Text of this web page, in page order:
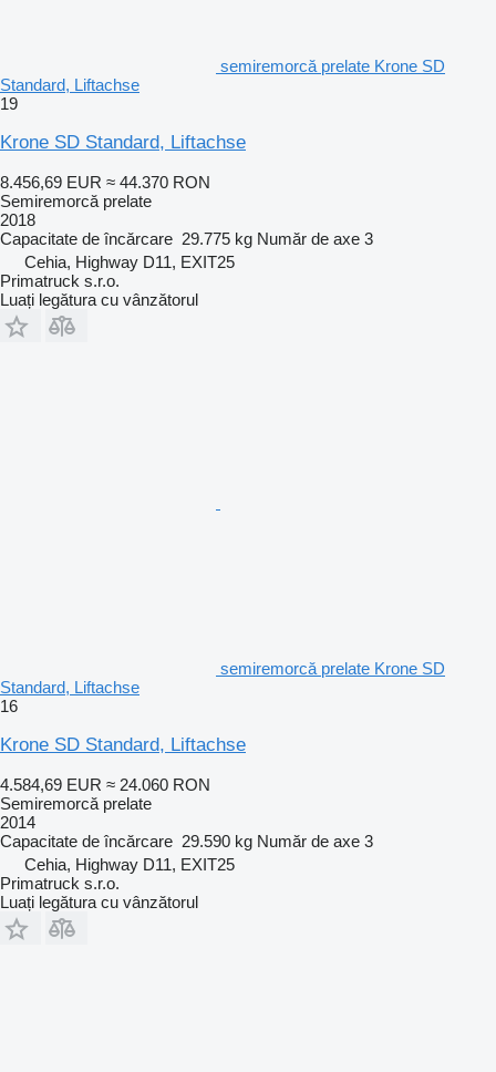
semiremorcă prelate Krone SD
Standard, Liftachse
19
Krone SD Standard, Liftachse
8.456,69 EUR ≈ 44.370 RON
Semiremorcă prelate
2018
Capacitate de încărcare 29.775 kg Număr de axe 3
Cehia, Highway D11, EXIT25
Primatruck s.r.o.
Luați legătura cu vânzătorul
semiremorcă prelate Krone SD
Standard, Liftachse
16
Krone SD Standard, Liftachse
4.584,69 EUR ≈ 24.060 RON
Semiremorcă prelate
2014
Capacitate de încărcare 29.590 kg Număr de axe 3
Cehia, Highway D11, EXIT25
Primatruck s.r.o.
Luați legătura cu vânzătorul